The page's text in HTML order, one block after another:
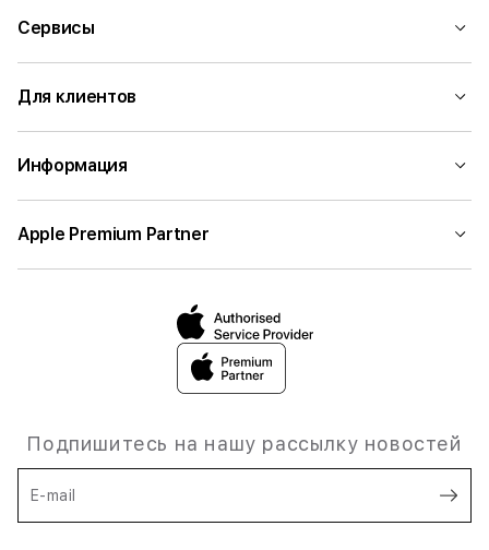
Сервисы
Для клиентов
Информация
Apple Premium Partner
Подпишитесь на нашу рассылку новостей
E-mail